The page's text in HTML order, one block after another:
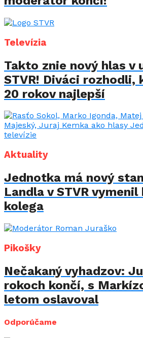
Televízia
Takto znie nový hlas v
STVR! Diváci rozhodli,
20 rokov najlepší
Aktuality
Jednotka má nový
Landla v STVR
kolega
Pikošky
Nečakaný vyhadzov:
rokoch končí, s
letom oslavoval
Odporúčame